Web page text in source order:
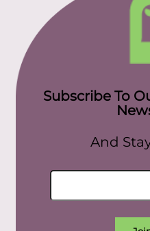
Subscribe To
And